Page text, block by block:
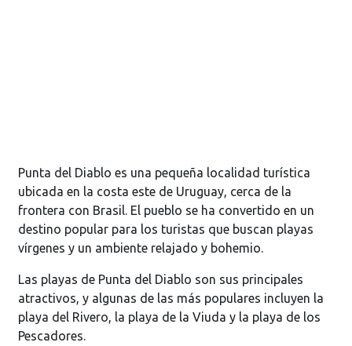
Punta del Diablo es una pequeña localidad turística
ubicada en la costa este de Uruguay, cerca de la
frontera con Brasil. El pueblo se ha convertido en un
destino popular para los turistas que buscan playas
vírgenes y un ambiente relajado y bohemio.
Las playas de Punta del Diablo son sus principales
atractivos, y algunas de las más populares incluyen la
playa del Rivero, la playa de la Viuda y la playa de los
Pescadores.